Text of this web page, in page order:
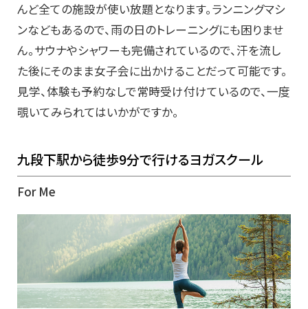
んど全ての施設が使い放題となります。ランニングマシ
ンなどもあるので、雨の日のトレーニングにも困りませ
ん。サウナやシャワーも完備されているので、汗を流し
た後にそのまま女子会に出かけることだって可能です。
見学、体験も予約なしで常時受け付けているので、一度
覗いてみられてはいかがですか。
九段下駅から徒歩9分で行けるヨガスクール
For Me